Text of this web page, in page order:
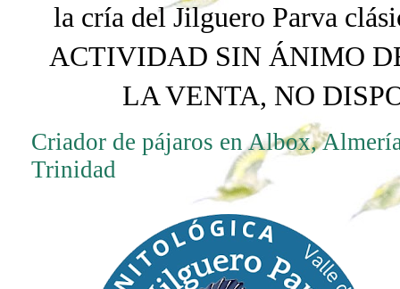
la cría del Jilguero Parva
ACTIVIDAD SIN ÁNIMO
LA VENTA, NO
Criador de pájaros en Albox,
Trinidad